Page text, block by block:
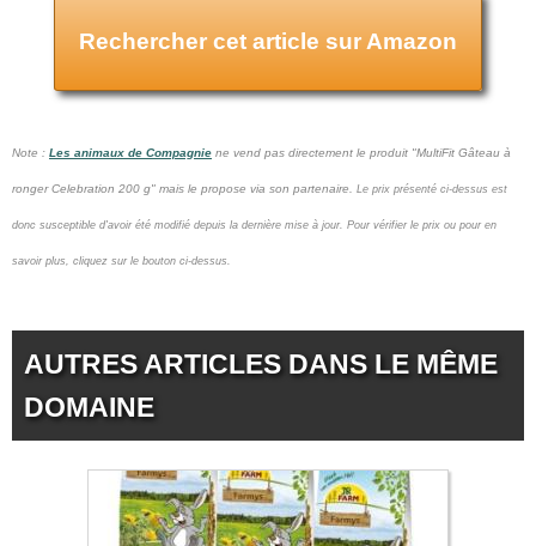
Rechercher cet article sur Amazon
Note : Les animaux de Compagnie ne vend pas directement le produit "MultiFit Gâteau à
ronger Celebration 200 g" mais le propose via son partenaire. Le prix présenté ci-dessus est
donc susceptible d'avoir été modifié depuis la dernière mise à jour. Pour vérifier le prix ou pour en
savoir plus, cliquez sur le bouton ci-dessus.
AUTRES ARTICLES DANS LE MÊME
DOMAINE